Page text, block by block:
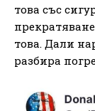
това със
това. Дали
разбира